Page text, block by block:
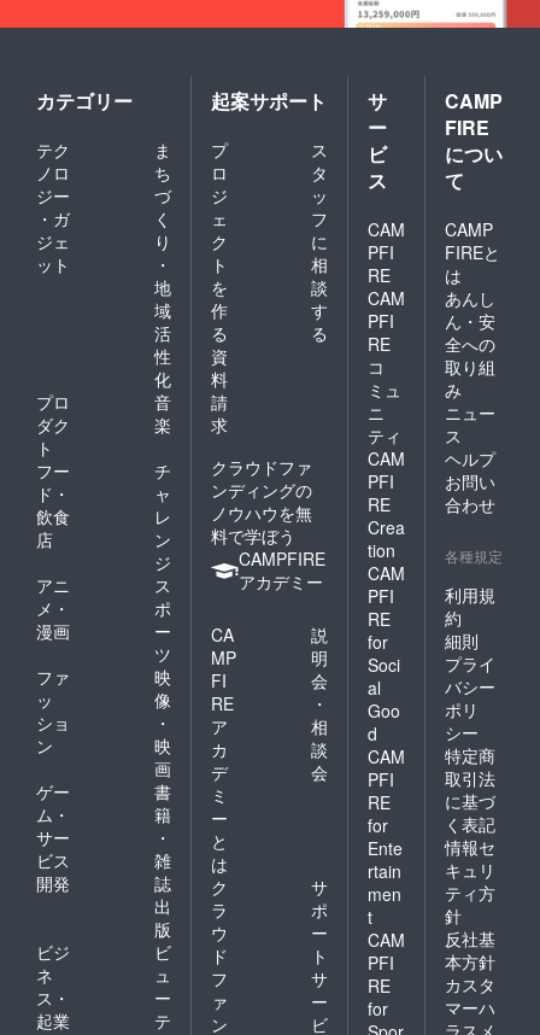
カテゴリー
テク
ノロ
ジー
・ガ
ジェ
ット
ま
ち
づ
く
り
・
地
域
活
性
化
プロ
ダク
ト
音
楽
フー
ド・
飲食
店
チ
ャ
レ
ン
ジ
アニ
メ・
漫画
ス
ポ
ー
ツ
ファ
ッ
ショ
ン
映
像
・
映
画
ゲー
ム・
サー
ビス
開発
書
籍
・
雑
誌
出
版
ビジ
ネ
ス・
起業
ビ
ュ
ー
テ
起案サポート
プ
ロ
ジ
ェ
ク
ト
を
作
る
ス
タ
ッ
フ
に
相
談
す
る
資
料
請
求
クラウドファ
ンディングの
ノウハウを無
料で学ぼう
CAMPFIRE
アカデミー
CA
MP
FI
RE
ア
カ
デ
ミ
ー
と
は
説
明
会
・
相
談
会
ク
ラ
ウ
ド
フ
ァ
ン
サ
ポ
ー
ト
サ
ー
ビ
サ
ー
ビ
ス
CAM
PFI
RE
CAM
PFI
RE
コ
ミュ
ニ
ティ
CAM
PFI
RE
Crea
tion
CAM
PFI
RE
for
Soci
al
Goo
d
CAM
PFI
RE
for
Ente
rtain
men
t
CAM
PFI
RE
for
CAMP
FIRE
につい
て
CAMP
FIREと
は
あんし
ん・安
全への
取り組
み
ニュー
ス
ヘルプ
お問い
合わせ
各種規定
利用規
約
細則
プライ
バシー
ポリ
シー
特定商
取引法
に基づ
く表記
情報セ
キュリ
ティ方
針
反社基
本方針
カスタ
マーハ
ラスメ